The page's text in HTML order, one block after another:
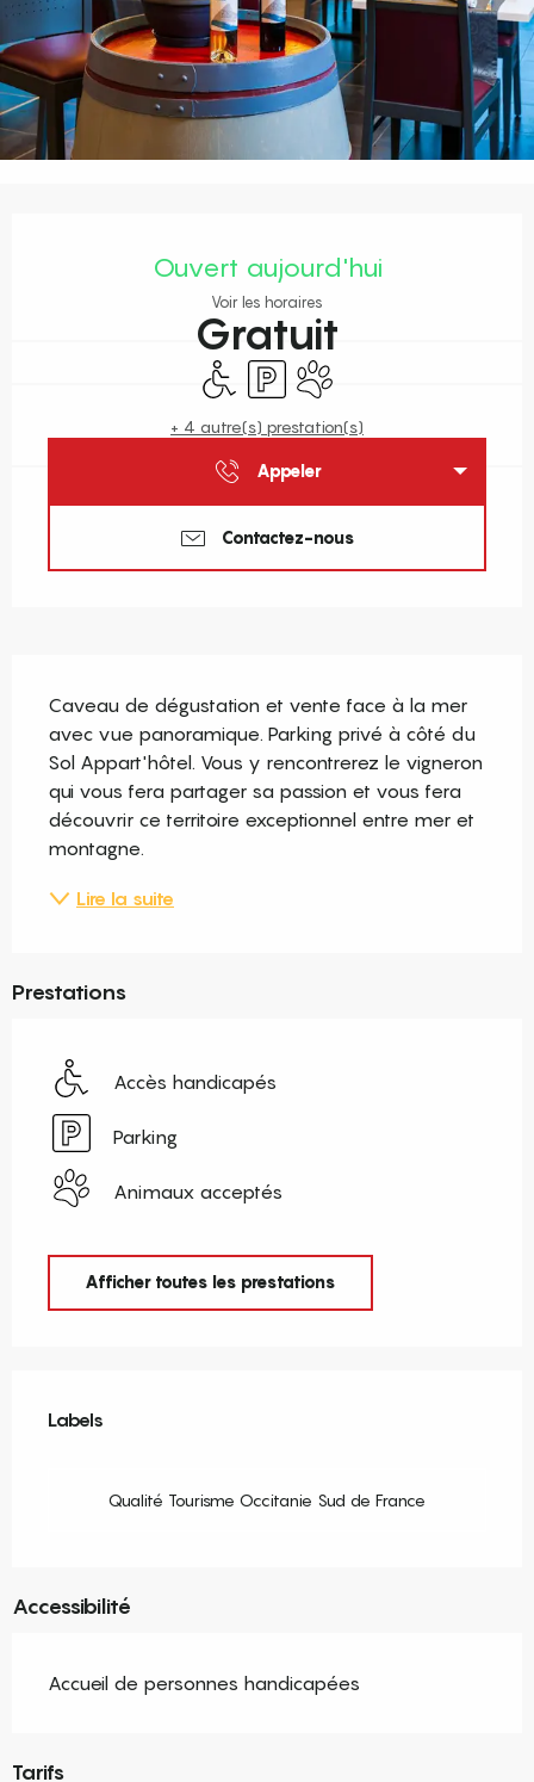
Ouvert aujourd'hui
Voir les horaires
Gratuit
Accès handicapés
ParkingAnimaux acceptés
+ 4 autre(s) prestation(s)
Appeler
Contactez-nous
Caveau de dégustation et vente face à la mer
avec vue panoramique. Parking privé à côté du
Sol Appart'hôtel. Vous y rencontrerez le vigneron
qui vous fera partager sa passion et vous fera
découvrir ce territoire exceptionnel entre mer et
montagne.
Lire la suite
Prestations
Accès handicapés
Parking
Animaux acceptés
Afficher toutes les prestations
Labels
Labels
Qualité Tourisme Occitanie Sud de France
Accessibilité
Accueil de personnes handicapées
Tarifs